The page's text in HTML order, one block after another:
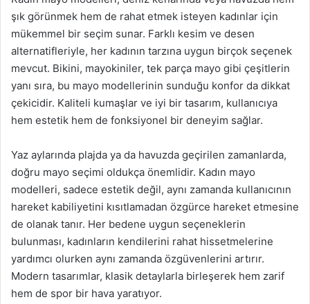
şık görünmek hem de rahat etmek isteyen kadınlar için
mükemmel bir seçim sunar. Farklı kesim ve desen
alternatifleriyle, her kadının tarzına uygun birçok seçenek
mevcut. Bikini, mayokiniler, tek parça mayo gibi çeşitlerin
yanı sıra, bu mayo modellerinin sunduğu konfor da dikkat
çekicidir. Kaliteli kumaşlar ve iyi bir tasarım, kullanıcıya
hem estetik hem de fonksiyonel bir deneyim sağlar.
Yaz aylarında plajda ya da havuzda geçirilen zamanlarda,
doğru mayo seçimi oldukça önemlidir. Kadın mayo
modelleri, sadece estetik değil, aynı zamanda kullanıcının
hareket kabiliyetini kısıtlamadan özgürce hareket etmesine
de olanak tanır. Her bedene uygun seçeneklerin
bulunması, kadınların kendilerini rahat hissetmelerine
yardımcı olurken aynı zamanda özgüvenlerini artırır.
Modern tasarımlar, klasik detaylarla birleşerek hem zarif
hem de spor bir hava yaratıyor.